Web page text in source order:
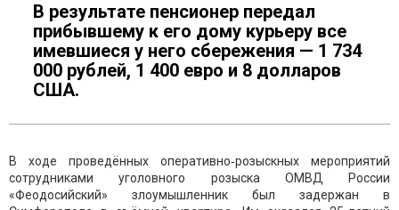
В результате пенсионер передал
прибывшему к его дому курьеру все
имевшиеся у него сбережения — 1 734
000 рублей, 1 400 евро и 8 долларов
США.
В ходе проведённых оперативно‑розыскных мероприятий
сотрудниками уголовного розыска ОМВД России
«Феодосийский» злоумышленник был задержан в